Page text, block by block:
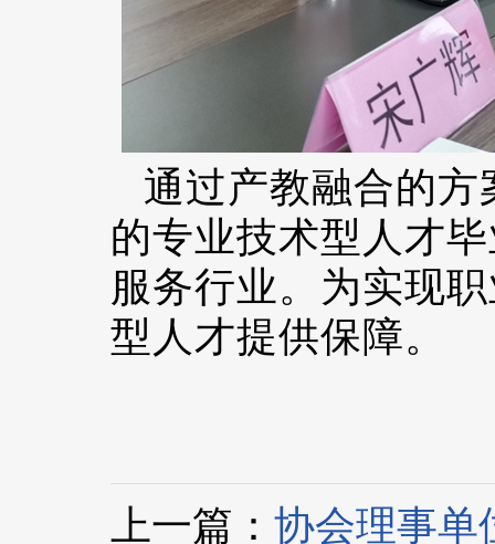
通过产教融合的
的专业技术型人才
服务行业。为实现
型人才提供保障。
上一篇： 协会理事单